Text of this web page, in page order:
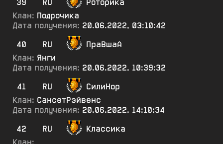
39
RU
Роторика
Клан: Подрочика
Дата получения: 20.06.2022, 03:10:42
40
RU
ПраВшаА
Клан: Янги
Дата получения: 20.06.2022, 10:39:32
41
RU
СилиНор
Клан: СансетРэйвенс
Дата получения: 20.06.2022, 14:10:34
42
RU
Классика